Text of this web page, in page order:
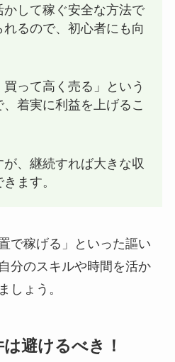
かして稼ぐ安全な方法で
るので、初心者にも向
って高く売る」という
着実に利益を上げるこ
、継続すれば大きな収
ます。
で稼げる」といった謳い
分のスキルや時間を活か
しょう。
避けるべき！